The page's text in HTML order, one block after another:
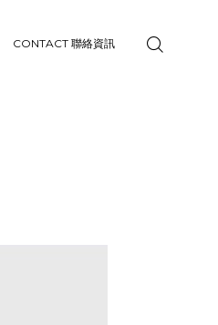
CONTACT 聯絡資訊